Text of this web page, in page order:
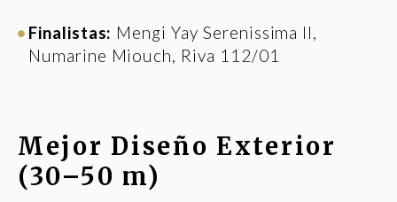
Finalistas: Mengi Yay Serenissima II,
Numarine Miouch, Riva 112/01
Mejor Diseño Exterior
(30–50 m)